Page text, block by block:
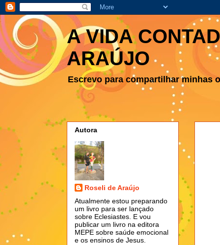
A VIDA
ARAÚJO
Escrevo para compartilhar minhas
Autora
Roseli de Araújo
Atualmente estou preparando
um livro para ser lançado
sobre Eclesiastes. E vou
publicar um livro na editora
MEPE sobre saúde emocional
e os ensinos de Jesus.